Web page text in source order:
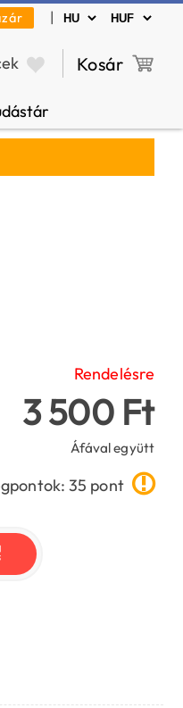
|
Kosár
Rendelésre
3 500 Ft
Áfával együtt
35 pont